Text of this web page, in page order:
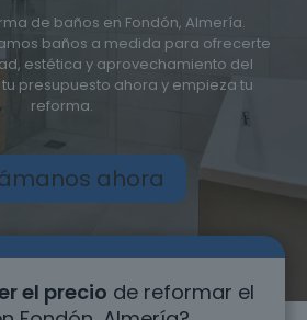
de baños en Fondón, Almería.
baños a medida para ofrecerte
estética y aprovechamiento del
presupuesto ahora y empieza tu
reforma.
ahora
el precio de reformar el